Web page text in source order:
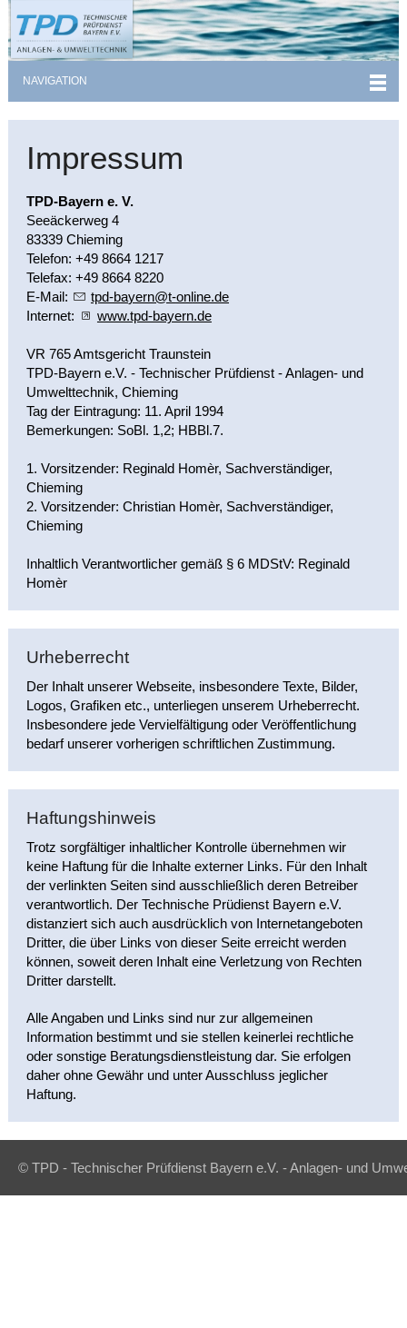
NAVIGATION
Impressum
TPD-Bayern e. V.
Seeäckerweg 4
83339 Chieming
Telefon: +49 8664 1217
Telefax: +49 8664 8220
E-Mail:
tpd-b y rn t- nln
d
Internet:
www.tpd-bayern.de
VR 765 Amtsgericht Traunstein
TPD-Bayern e.V. - Technischer Prüfdienst - Anlagen- und
Umwelttechnik, Chieming
Tag der Eintragung: 11. April 1994
Bemerkungen: SoBl. 1,2; HBBl.7.
1. Vorsitzender: Reginald Homèr, Sachverständiger,
Chieming
2. Vorsitzender: Christian Homèr, Sachverständiger,
Chieming
Inhaltlich Verantwortlicher gemäß § 6 MDStV: Reginald
Homèr
Urheberrecht
Der Inhalt unserer Webseite, insbesondere Texte, Bilder,
Logos, Grafiken etc., unterliegen unserem Urheberrecht.
Insbesondere jede Vervielfältigung oder Veröffentlichung
bedarf unserer vorherigen schriftlichen Zustimmung.
Haftungshinweis
Trotz sorgfältiger inhaltlicher Kontrolle übernehmen wir
keine Haftung für die Inhalte externer Links. Für den Inhalt
der verlinkten Seiten sind ausschließlich deren Betreiber
verantwortlich. Der Technische Prüdienst Bayern e.V.
distanziert sich auch ausdrücklich von Internetangeboten
Dritter, die über Links von dieser Seite erreicht werden
können, soweit deren Inhalt eine Verletzung von Rechten
Dritter darstellt.
Alle Angaben und Links sind nur zur allgemeinen
Information bestimmt und sie stellen keinerlei rechtliche
oder sonstige Beratungsdienstleistung dar. Sie erfolgen
daher ohne Gewähr und unter Ausschluss jeglicher
Haftung.
© TPD - Technischer Prüfdienst Bayern e.V. - Anlagen- und